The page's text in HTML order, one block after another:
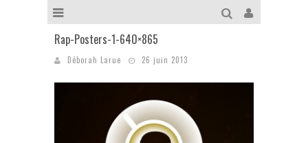
Rap-Posters-1-640×865
Déborah Larue 26 juin 2013